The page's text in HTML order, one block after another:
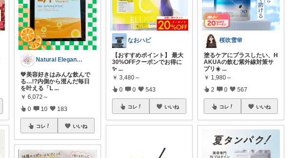
Natural Elegance169
💚美容好きはみんな飲んで
る…!?内側から澄んだ毎日
を叶える「L ...
￥ 6,072～
0 10 183
コレ いいね
なおハピ
【おすすめポイント】 最大
30%OFFクーポンでお得に
✨...
￥ 3,480～
0 0 543
コレ いいね
桜吹雪🌸
塗るケアにプラスしたい、H
AKUAの飲む紫外線対策サ
プリ☀️...
￥ 1,980～
2 0 567
コレ いいね